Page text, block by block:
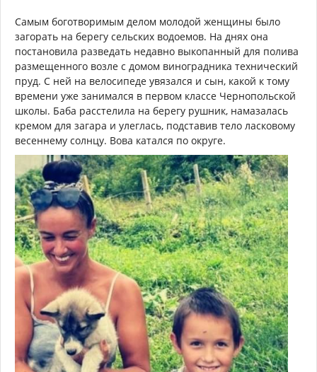
Самым боготворимым делом молодой женщины было
загорать на берегу сельских водоемов. На днях она
постановила разведать недавно выкопанный для полива
размещенного возле с домом виноградника технический
пруд. С ней на велосипеде увязался и сын, какой к тому
времени уже занимался в первом классе Чернопольской
школы. Баба расстелила на берегу рушник, намазалась
кремом для загара и улеглась, подставив тело ласковому
весеннему солнцу. Вова катался по округе.